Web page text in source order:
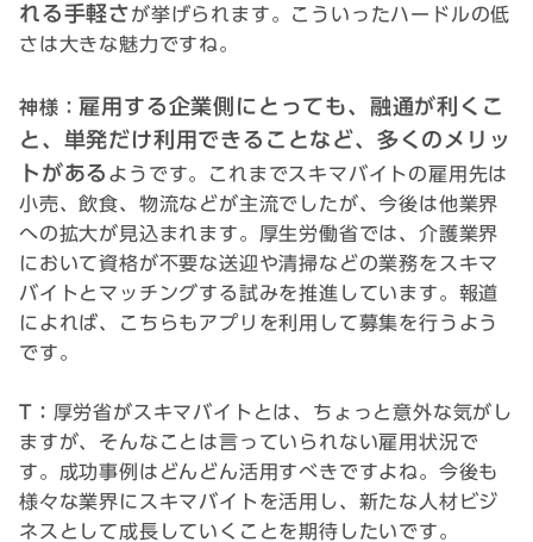
れる手軽さが挙げられます。こういったハードルの低
さは大きな魅力ですね。
神様： 雇用する企業側にとっても、融通が利くこ
と、単発だけ利用できることなど、多くのメリッ
トがある ようです。これまでスキマバイトの雇用先は
小売、飲食、物流などが主流でしたが、今後は他業界
への拡大が見込まれます。厚生労働省では、介護業界
において資格が不要な送迎や清掃などの業務をスキマ
バイトとマッチングする試みを推進しています。報道
によれば、こちらもアプリを利用して募集を行うよう
です。
T： 厚労省がスキマバイトとは、ちょっと意外な気がし
ますが、そんなことは言っていられない雇用状況で
す。成功事例はどんどん活用すべきですよね。今後も
様々な業界にスキマバイトを活用し、新たな人材ビジ
ネスとして成長していくことを期待したいです。